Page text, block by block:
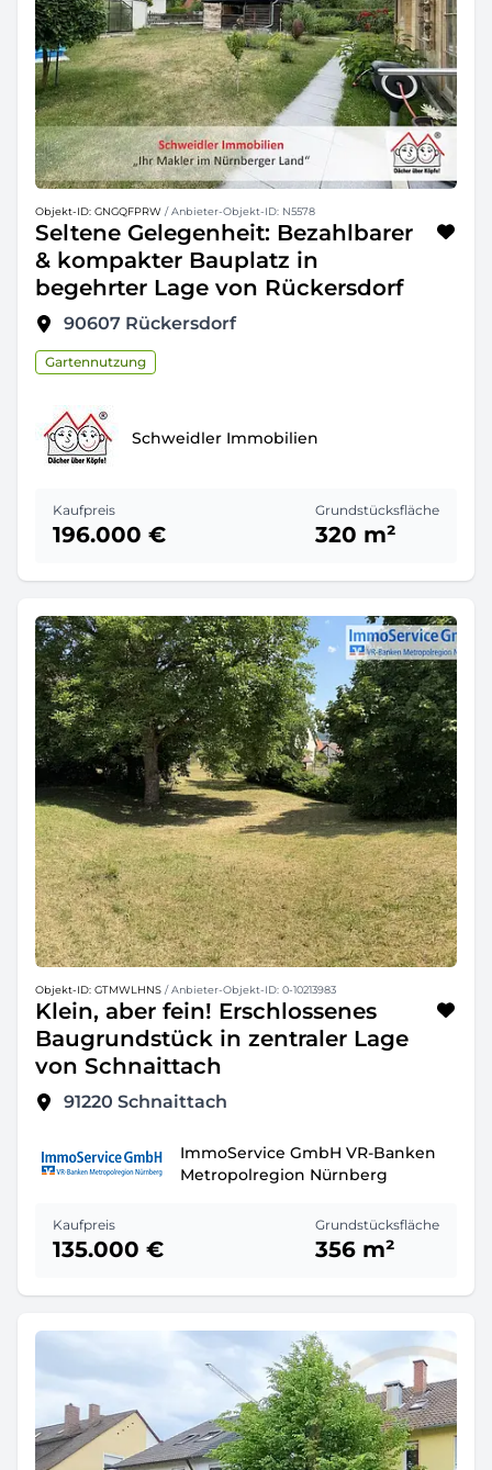
Objekt-ID: GNGQFPRW / Anbieter-Objekt-ID: N5578
Seltene Gelegenheit: Bezahlbarer
& kompakter Bauplatz in
begehrter Lage von Rückersdorf
90607 Rückersdorf
Gartennutzung
Schweidler Immobilien
Kaufpreis
196.000 €
Grundstücksfläche
320 m²
Objekt-ID: GTMWLHNS / Anbieter-Objekt-ID: 0-10213983
Klein, aber fein! Erschlossenes
Baugrundstück in zentraler Lage
von Schnaittach
91220 Schnaittach
ImmoService GmbH VR-Banken
Metropolregion Nürnberg
Kaufpreis
135.000 €
Grundstücksfläche
356 m²